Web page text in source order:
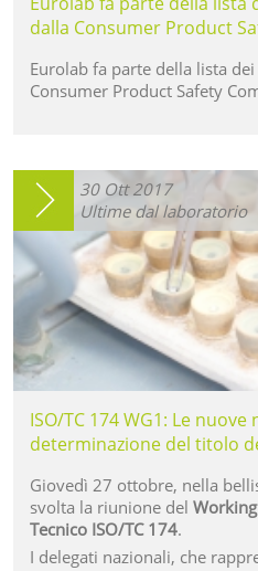
dalla Consumer Product
Eurolab fa parte della lista
Consumer Product Safety
30 Ott 2017
Ultime dal laboratorio
ISO/TC 174 WG1: Le
determinazione del titolo
Giovedì 27 ottobre, nella
svolta la riunione del
Tecnico ISO/TC 174.
I delegati nazionali, che